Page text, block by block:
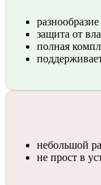
защита от
полная
небольшой
не прост в